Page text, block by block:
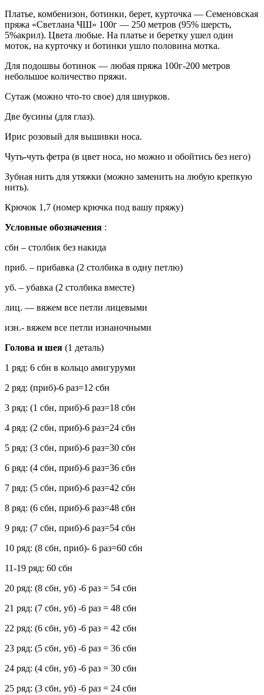
Платье, комбенизон, ботинки, берет, курточка — Семеновская
пряжа «Светлана ЧШ» 100г — 250 метров (95% шерсть,
5%акрил). Цвета любые. На платье и беретку ушел один
моток, на курточку и ботинки ушло половина мотка.
Для подошвы ботинок — любая пряжа 100г-200 метров
небольшое количество пряжи.
Сутаж (можно что-то свое) для шнурков.
Две бусины (для глаз).
Ирис розовый для вышивки носа.
Чуть-чуть фетра (в цвет носа, но можно и обойтись без него)
Зубная нить для утяжки (можно заменить на любую крепкую
нить).
Крючок 1,7 (номер крючка под вашу пряжу)
Условные обозначения :
сбн – столбик без накида
приб. – прибавка (2 столбика в одну петлю)
уб. – убавка (2 столбика вместе)
лиц. — вяжем все петли лицевыми
изн.- вяжем все петли изнаночными
Голова и шея (1 деталь)
1 ряд: 6 сбн в кольцо амигуруми
2 ряд: (приб)-6 раз=12 сбн
3 ряд: (1 сбн, приб)-6 раз=18 сбн
4 ряд: (2 сбн, приб)-6 раз=24 сбн
5 ряд: (3 сбн, приб)-6 раз=30 сбн
6 ряд: (4 сбн, приб)-6 раз=36 сбн
7 ряд: (5 сбн, приб)-6 раз=42 сбн
8 ряд: (6 сбн, приб)-6 раз=48 сбн
9 ряд: (7 сбн, приб)-6 раз=54 сбн
10 ряд: (8 сбн, приб)- 6 раз=60 сбн
11-19 ряд: 60 сбн
20 ряд: (8 сбн, уб) -6 раз = 54 сбн
21 ряд: (7 сбн, уб) -6 раз = 48 сбн
22 ряд: (6 сбн, уб) -6 раз = 42 сбн
23 ряд: (5 сбн, уб) -6 раз = 36 сбн
24 ряд: (4 сбн, уб) -6 раз = 30 сбн
25 ряд: (3 сбн, уб) -6 раз = 24 сбн